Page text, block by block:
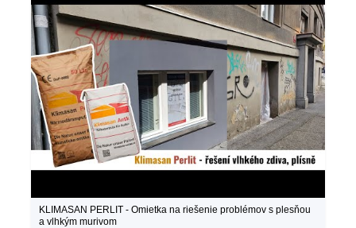
KLIMASAN PERLIT - Omietka na riešenie problémov s plesňou
a vlhkým murivom